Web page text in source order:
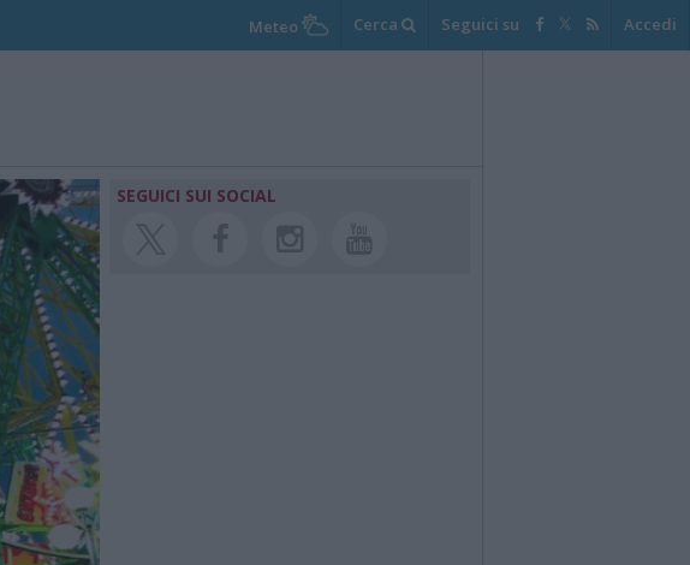
Meteo Cerca Seguici su Accedi
SEGUICI SUI SOCIAL